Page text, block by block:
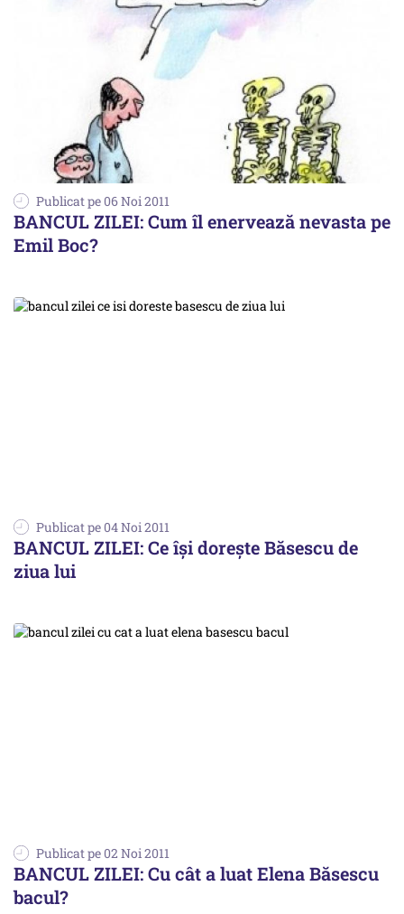
Publicat pe 06 Noi 2011
BANCUL ZILEI: Cum îl enervează nevasta pe
Emil Boc?
Publicat pe 04 Noi 2011
BANCUL ZILEI: Ce îşi doreşte Băsescu de
ziua lui
Publicat pe 02 Noi 2011
BANCUL ZILEI: Cu cât a luat Elena Băsescu
bacul?